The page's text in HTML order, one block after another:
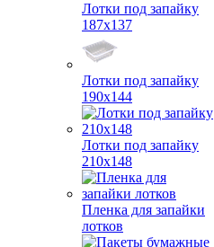
Лотки под запайку
187х137
Лотки под запайку
190х144
Лотки под запайку
210х148
Пленка для запайки
лотков